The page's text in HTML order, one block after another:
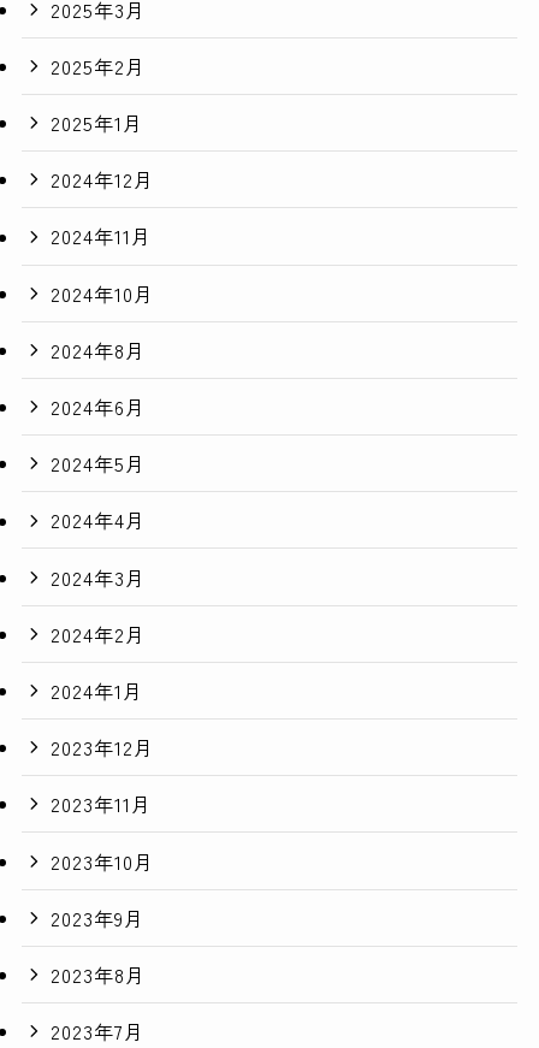
2025年3月
2025年2月
2025年1月
2024年12月
2024年11月
2024年10月
2024年8月
2024年6月
2024年5月
2024年4月
2024年3月
2024年2月
2024年1月
2023年12月
2023年11月
2023年10月
2023年9月
2023年8月
2023年7月